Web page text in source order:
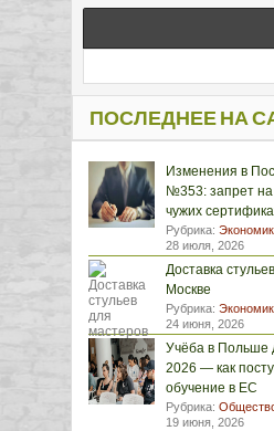
ПОСЛЕДНЕЕ НА
Изменения в
№353: запрет
чужих
Рубрика:
28 июля, 2026
Доставка
Москве
Рубрика:
24 июня, 2026
Учёба в Польше
2026 — как
обучение в ЕС
Рубрика:
19 июня, 2026